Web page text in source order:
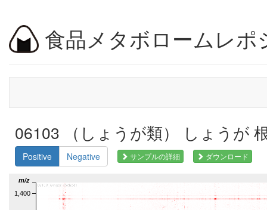
食品メタボロームレポ
06103 （しょうが類） しょうが
Positive Negative サンプルの詳細 ダウンロード
1,400
m/z